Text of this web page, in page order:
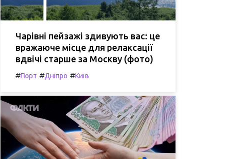
Чарівні пейзажі здивують вас: це
вражаюче місце для релаксації
вдвічі старше за Москву (фото)
#Порт #Дніпро #Київ